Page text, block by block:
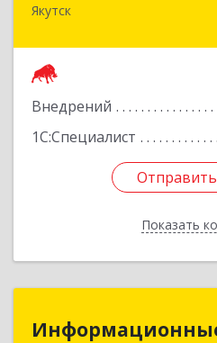
Якутск
Внедрений
1С:Специалист
Отправить
Показать
677000, Саха /Якутия/
Отправить